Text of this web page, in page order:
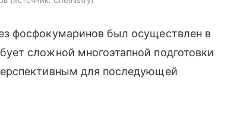
фосфокумаринов был осуществлен в
сложной многоэтапной подготовки
для последующей